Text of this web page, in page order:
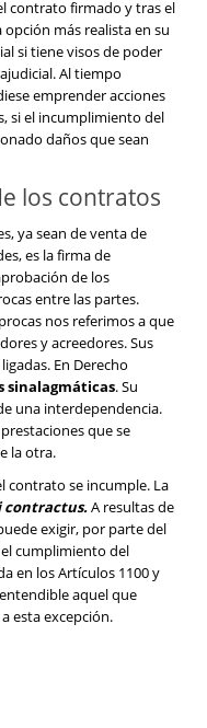
contrato firmado y tras el
más realista en su
si tiene visos de poder
Al tiempo
emprender acciones
si el incumplimiento del
daños que sean
los contratos
ya sean de venta de
es la firma de
de los
entre las partes.
nos referimos a que
y acreedores. Sus
En Derecho
sinalagmáticas. Su
una interdependencia.
que se
la otra.
contrato se incumple. La
contractus.A resultas de
exigir, por parte del
cumplimiento del
en los Artículos 1100 y
aquel que
esta excepción.